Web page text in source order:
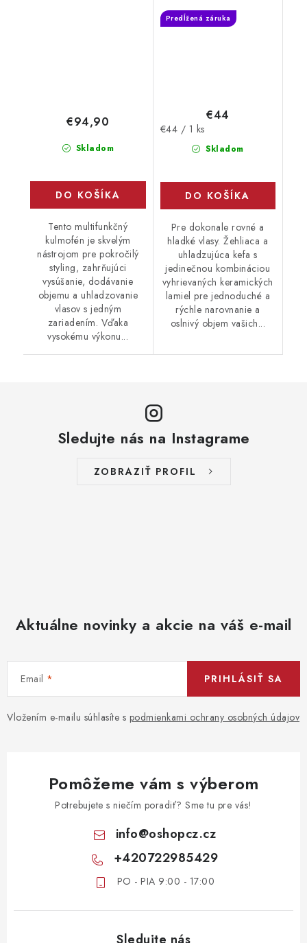
Skladom
€94,90
DO KOŠÍKA
Tento multifunkčný
kulmofén je skvelým
nástrojom pre pokročilý
styling, zahrňujúci
vysúšanie, dodávanie
objemu a uhladzovanie
vlasov s jedným
zariadením. Vďaka
vysokému výkonu...
Predĺžená záruka
Skladom
€44
Jednotková
€44 / 1 ks
DO KOŠÍKA
Pre dokonale rovné a
hladké vlasy. Žehliaca a
uhladzujúca kefa s
jedinečnou kombináciou
vyhrievaných keramických
lamiel pre jednoduché a
rýchle narovnanie a
oslnivý objem vašich...
Sledujte nás na Instagrame
ZOBRAZIŤ PROFIL
Aktuálne novinky a akcie na váš e-mail
Email
Vložením e-mailu súhlasíte s podmienkami ochrany osobných údajov
PRIHLÁSIŤ SA
Pomôžeme vám s výberom
Potrebujete s niečím poradiť? Sme tu pre vás!
info@oshopcz.cz
+420722985429
PO - PIA 9:00 - 17:00